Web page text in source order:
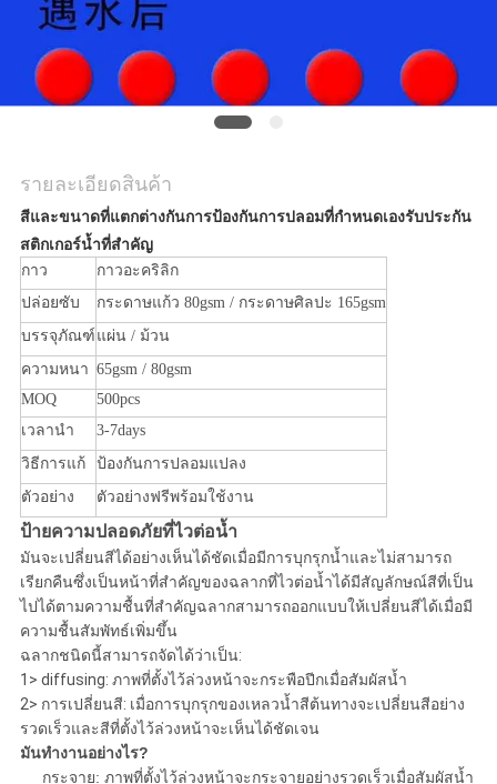
นโยบาย
ความ
ส่วน
ตัว
รายละเอียดสินค้า
สีและขนาดที่แตกต่างกันการป้องกันการปลอมที่กำหนดเองรับประกัน
สติกเกอร์น้ำที่สำคัญ
กาว
กาวอะคริลิก
ปล่อยซับ
กระดาษแก้ว 80gsm / กระดาษศิลปะ 165gsm
บรรจุภัณฑ์ แผ่น / ม้วน
ความหนา 65gsm / 80gsm
MOQ
500pcs
เวลานำ
3-7days
วิธีการแก้
ป้องกันการปลอมแปลง
ตัวอย่าง
ตัวอย่างฟรีพร้อมใช้งาน
ป้ายความปลอดภัยที่ไวต่อน้ำ
มันจะเปลี่ยนสีได้อย่างเห็นได้ชัดเมื่อมีการบุกรุกน้ำและไม่สามารถ
เรียกคืนซึ่งเป็นหน้าที่สำคัญของฉลากที่ไวต่อน้ำได้มีสัญลักษณ์สีที่เป็น
ไปได้ตามความชื้นที่สำคัญฉลากสามารถออกแบบให้เปลี่ยนสีได้เมื่อมี
ความชื้นสัมพัทธ์เพิ่มขึ้น
ฉลากชนิดนี้สามารถจัดได้ว่าเป็น:
1> diffusing: ภาพที่ตั้งไว้ล่วงหน้าจะกระพือปีกเมื่อสัมผัสน้ำ
2> การเปลี่ยนสี: เมื่อการบุกรุกของเหลวน้ำสีต้นทางจะเปลี่ยนสีอย่าง
รวดเร็วและสีที่ตั้งไว้ล่วงหน้าจะเห็นได้ชัดเจน
มันทำงานอย่างไร?
กระจาย: ภาพที่ตั้งไว้ล่วงหน้าจะกระจายอย่างรวดเร็วเมื่อสัมผัสน้ำ